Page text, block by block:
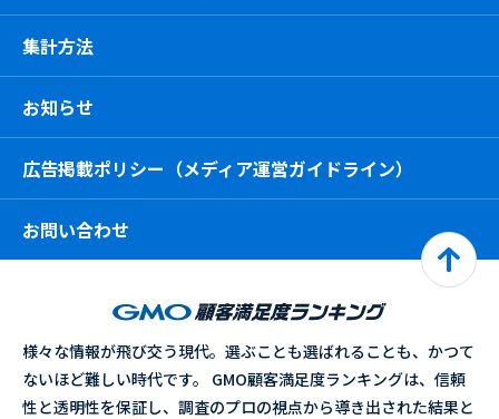
集計方法
お知らせ
広告掲載ポリシー（メディア運営ガイドライン）
お問い合わせ
様々な情報が飛び交う現代。選ぶことも選ばれることも、かつて
ないほど難しい時代です。 GMO顧客満足度ランキングは、信頼
性と透明性を保証し、調査のプロの視点から導き出された結果と